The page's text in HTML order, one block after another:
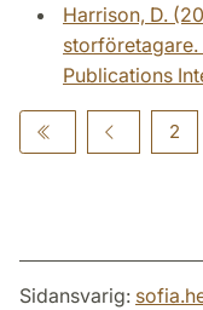
Harrison, D.
storföretagare.
Publications
2
Sidansvarig: